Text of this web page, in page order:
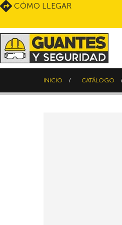
CÓMO LLEGAR
INICIO CATÁLOGO